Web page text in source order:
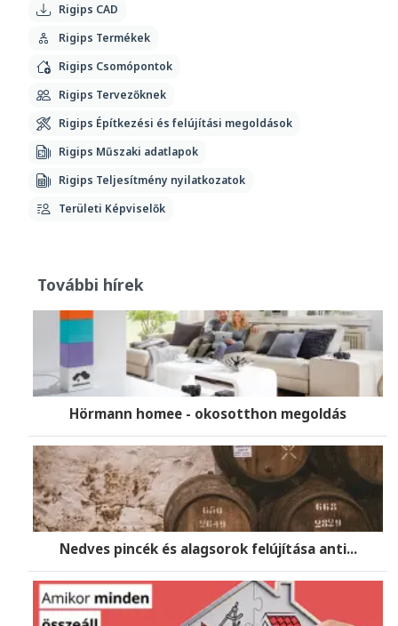
Rigips CAD
Rigips Termékek
Rigips Csomópontok
Rigips Tervezőknek
Rigips Építkezési és felújítási megoldások
Rigips Műszaki adatlapok
Rigips Teljesítmény nyilatkozatok
Területi Képviselők
További hírek
Hörmann homee - okosotthon megoldás
Nedves pincék és alagsorok felújítása anti...